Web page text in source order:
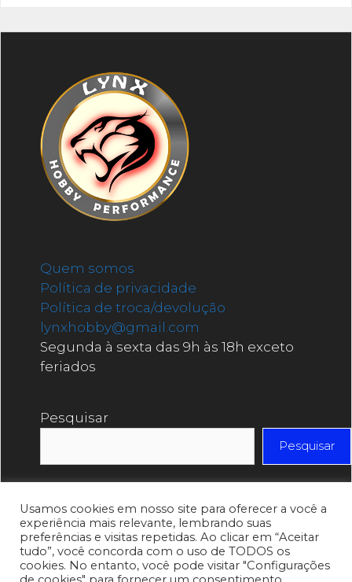
Quem somos
Política de privacidade
Política de troca/devolução
lynxhobby@gmail.com
Segunda à sexta das 9h às 18h exceto
feriados
Pesquisar
Pesquisar
Usamos cookies em nosso site para oferecer a você a
experiência mais relevante, lembrando suas
preferências e visitas repetidas. Ao clicar em “Aceitar
tudo”, você concorda com o uso de TODOS os
cookies. No entanto, você pode visitar "Configurações